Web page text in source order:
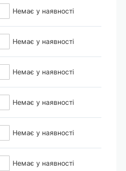
Немає у наявності
Немає у наявності
Немає у наявності
Немає у наявності
Немає у наявності
Немає у наявності